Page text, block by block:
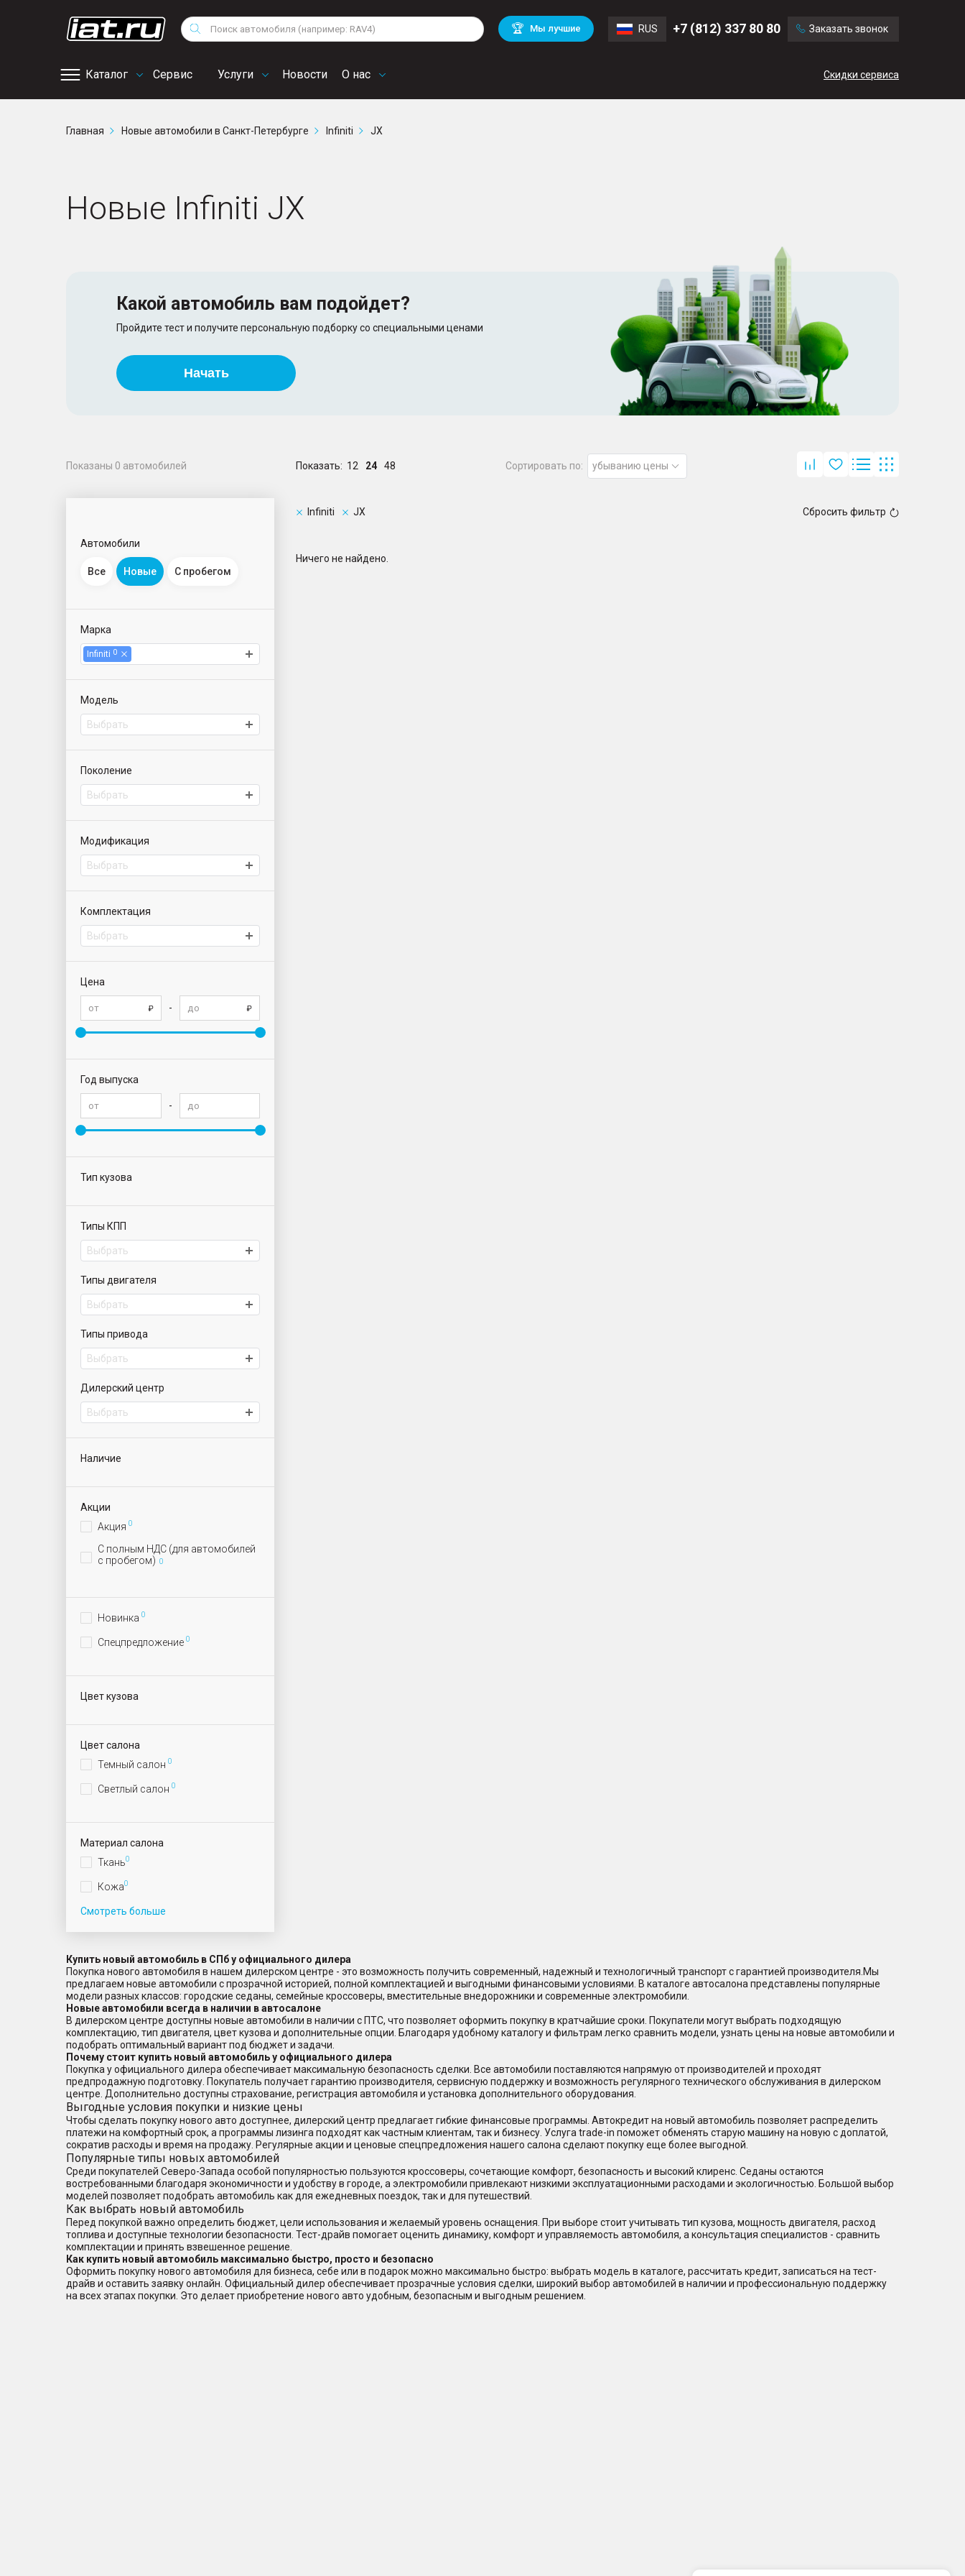
Поиск 🏆 Мы лучшие RUS +7 (812) 337 80 80 Заказать звонок
Каталог Сервис
сервис
Услуги Новости О нас Скидки сервиса
Снегоходы
Квадроциклы
Volkswagen
Mitsubishi BMW
Audi
Chevrolet Mercedes Benz
Главная Новые автомобили в Санкт-Петербурге Infiniti JX
Новые Infiniti JX
Какой автомобиль вам подойдет?
Пройдите тест и получите персональную подборку со специальными ценами
Начать
Показаны 0 автомобилей
Автомобили
Все Новые С пробегом
Марка
Infiniti 0
Модель
Выбрать
Поколение
Выбрать
Модификация
Выбрать
Комплектация
Выбрать
Цена
-
Год выпуска
-
Тип кузова
Типы КПП
Выбрать
Типы двигателя
Выбрать
Типы привода
Выбрать
Дилерский центр
Выбрать
Наличие
Акции
Акция 0
С полным НДС (для автомобилей
с пробегом) 0
Новинка 0
Спецпредложение 0
Цвет кузова
Цвет салона
Темный салон 0
Светлый салон 0
Материал салона
Ткань0
Кожа0
Смотреть больше
Показать: 12 24 48 Сортировать по: убыванию цены
Infiniti JX Сбросить фильтр
Ничего не найдено.
Купить новый автомобиль в СПб у официального дилера
Покупка нового автомобиля в нашем дилерском центре - это возможность получить современный, надежный и технологичный транспорт с гарантией производителя.Мы
предлагаем новые автомобили с прозрачной историей, полной комплектацией и выгодными финансовыми условиями. В каталоге автосалона представлены популярные
модели разных классов: городские седаны, семейные кроссоверы, вместительные внедорожники и современные электромобили.
Новые автомобили всегда в наличии в автосалоне
В дилерском центре доступны новые автомобили в наличии с ПТС, что позволяет оформить покупку в кратчайшие сроки. Покупатели могут выбрать подходящую
комплектацию, тип двигателя, цвет кузова и дополнительные опции. Благодаря удобному каталогу и фильтрам легко сравнить модели, узнать цены на новые автомобили и
подобрать оптимальный вариант под бюджет и задачи.
Почему стоит купить новый автомобиль у официального дилера
Покупка у официального дилера обеспечивает максимальную безопасность сделки. Все автомобили поставляются напрямую от производителей и проходят
предпродажную подготовку. Покупатель получает гарантию производителя, сервисную поддержку и возможность регулярного технического обслуживания в дилерском
центре. Дополнительно доступны страхование, регистрация автомобиля и установка дополнительного оборудования.
Выгодные условия покупки и низкие цены
Чтобы сделать покупку нового авто доступнее, дилерский центр предлагает гибкие финансовые программы. Автокредит на новый автомобиль позволяет распределить
платежи на комфортный срок, а программы лизинга подходят как частным клиентам, так и бизнесу. Услуга trade-in поможет обменять старую машину на новую с доплатой,
сократив расходы и время на продажу. Регулярные акции и ценовые спецпредложения нашего салона сделают покупку еще более выгодной.
Популярные типы новых автомобилей
Среди покупателей Северо-Запада особой популярностью пользуются кроссоверы, сочетающие комфорт, безопасность и высокий клиренс. Седаны остаются
востребованными благодаря экономичности и удобству в городе, а электромобили привлекают низкими эксплуатационными расходами и экологичностью. Большой выбор
моделей позволяет подобрать автомобиль как для ежедневных поездок, так и для путешествий.
Как выбрать новый автомобиль
Перед покупкой важно определить бюджет, цели использования и желаемый уровень оснащения. При выборе стоит учитывать тип кузова, мощность двигателя, расход
топлива и доступные технологии безопасности. Тест-драйв помогает оценить динамику, комфорт и управляемость автомобиля, а консультация специалистов - сравнить
комплектации и принять взвешенное решение.
Как купить новый автомобиль максимально быстро, просто и безопасно
Оформить покупку нового автомобиля для бизнеса, себе или в подарок можно максимально быстро: выбрать модель в каталоге, рассчитать кредит, записаться на тест-
драйв и оставить заявку онлайн. Официальный дилер обеспечивает прозрачные условия сделки, широкий выбор автомобилей в наличии и профессиональную поддержку
на всех этапах покупки. Это делает приобретение нового авто удобным, безопасным и выгодным решением.